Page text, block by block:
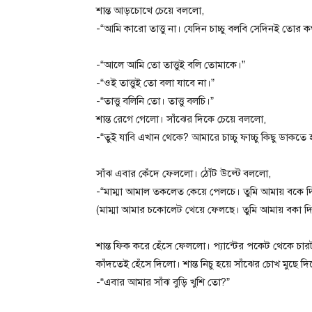
শান্ত আড়চোখে চেয়ে বললো,
-“আমি কারো তাত্তু না। যেদিন চাচ্চু বলবি সেদিনই তোর
-“আলে আমি তো তাত্তুই বলি তোমাকে।”
-“ওই তাত্তুই তো‌ বলা যাবে না।”
-“তাত্তু বলিনি তো। তাত্তু বলচি।”
শান্ত রেগে গেলো। সাঁঝের দিকে চেয়ে বললো,
-“তুই যাবি এখান থেকে? আমারে চাচ্চু ফাচ্চু কিছু ডাকতে
সাঁঝ এবার কেঁদে ফেললো। ঠোঁট উল্টে বললো,
-“মাম্মা আমাল তকলেত কেয়ে পেলচে। তুমি আমায় বকে
(মাম্মা আমার চকোলেট খেয়ে ফেলছে। তুমি আমায় বকা
শান্ত ফিক করে হেঁসে ফেললো। প্যান্টের পকেট থেকে
কাঁদতেই হেঁসে দিলো।‌ শান্ত নিচু হয়ে সাঁঝের চোখ মুছে
-“এবার আমার সাঁঝ বুড়ি খুশি তো?”